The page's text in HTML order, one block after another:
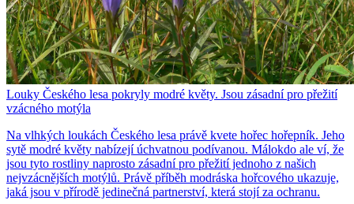
Louky Českého lesa pokryly modré květy. Jsou zásadní pro přežití
vzácného motýla
Na vlhkých loukách Českého lesa právě kvete hořec hořepník. Jeho
sytě modré květy nabízejí úchvatnou podívanou. Málokdo ale ví, že
jsou tyto rostliny naprosto zásadní pro přežití jednoho z našich
nejvzácnějších motýlů. Právě příběh modráska hořcového ukazuje,
jaká jsou v přírodě jedinečná partnerství, která stojí za ochranu.